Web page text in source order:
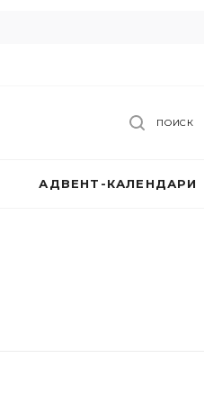
ПОИСК
АДВЕНТ-КАЛЕНДАРИ